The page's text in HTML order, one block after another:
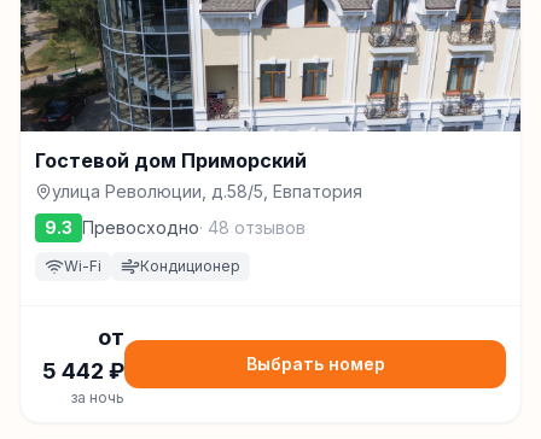
Гостевой дом Приморский
улица Революции, д.58/5, Евпатория
9.3 Превосходно· 48 отзывов
Wi-Fi Кондиционер
от
5 442 ₽
за ночь
Выбрать номер